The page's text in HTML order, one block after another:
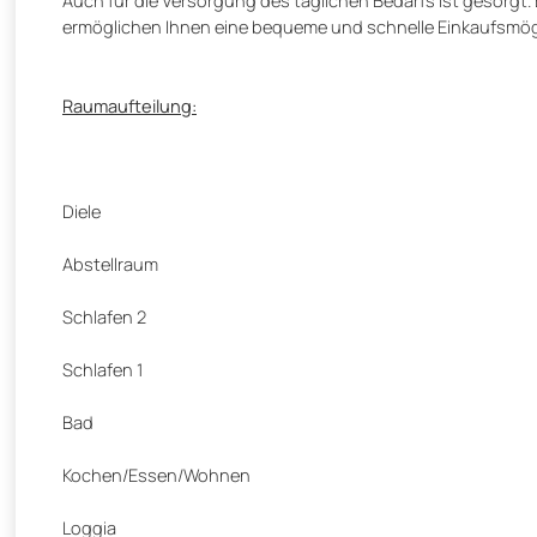
ermöglichen Ihnen eine bequeme und schnelle
Raumaufteilung:
Diele
Abstellraum
Schlafen 2
Schlafen 1
Bad
Kochen/Essen/Wohnen
Loggia